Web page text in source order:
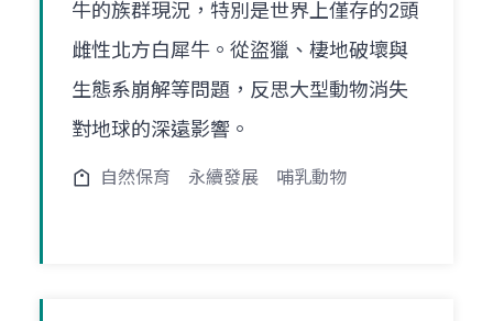
牛的族群現況，特別是世界上僅存的2頭
雌性北方白犀牛。從盜獵、棲地破壞與
生態系崩解等問題，反思大型動物消失
對地球的深遠影響。
自然保育 永續發展 哺乳動物